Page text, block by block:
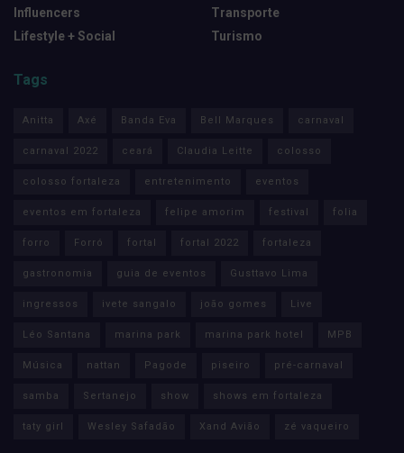
Influencers
Lifestyle + Social
Transporte
Turismo
Tags
Anitta Axé Banda Eva Bell Marques carnaval
carnaval 2022 ceará Claudia Leitte colosso
colosso fortaleza entretenimento eventos
eventos em fortaleza felipe amorim festival folia
forro Forró fortal fortal 2022 fortaleza
gastronomia guia de eventos Gusttavo Lima
ingressos ivete sangalo joão gomes Live
Léo Santana marina park marina park hotel MPB
Música nattan Pagode piseiro pré-carnaval
samba Sertanejo show shows em fortaleza
taty girl Wesley Safadão Xand Avião zé vaqueiro